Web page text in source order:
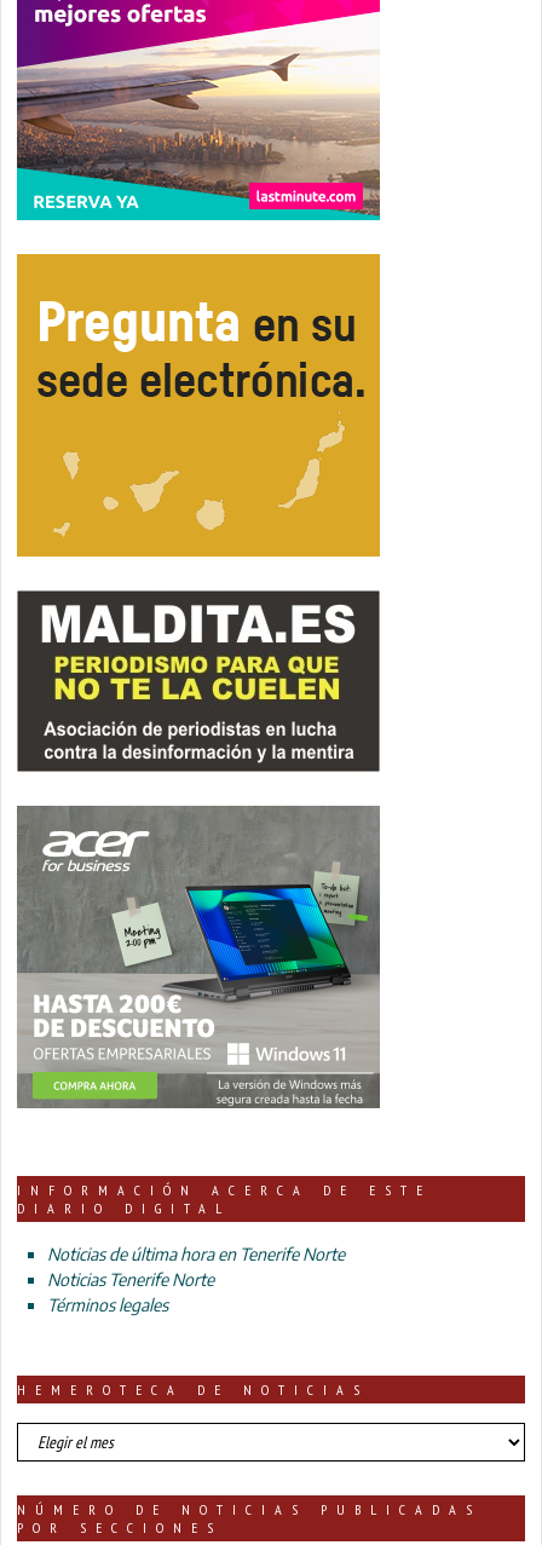
INFORMACIÓN ACERCA DE ESTE
DIARIO DIGITAL
Noticias de última hora en Tenerife Norte
Noticias Tenerife Norte
Términos legales
HEMEROTECA DE NOTICIAS
HEMEROTECA
DE
NÚMERO DE NOTICIAS PUBLICADAS
POR SECCIONES